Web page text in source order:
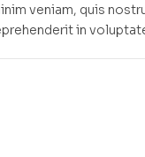
veniam, quis
in